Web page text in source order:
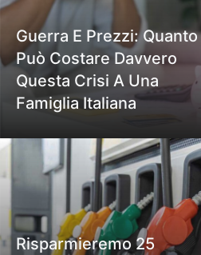
Guerra E Prezzi: Quanto
Può Costare Davvero
Questa Crisi A Una
Famiglia Italiana
Risparmieremo 25